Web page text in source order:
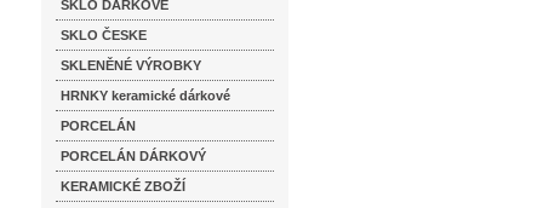
SKLO DÁRKOVÉ
SKLO ČESKE
SKLENĚNÉ VÝROBKY
HRNKY keramické dárkové
PORCELÁN
PORCELÁN DÁRKOVÝ
KERAMICKÉ ZBOŽÍ